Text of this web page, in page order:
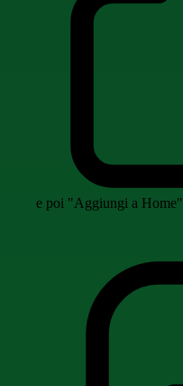
e poi "Aggiungi a Home"